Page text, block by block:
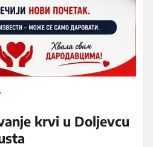
krvi u Doljevcu